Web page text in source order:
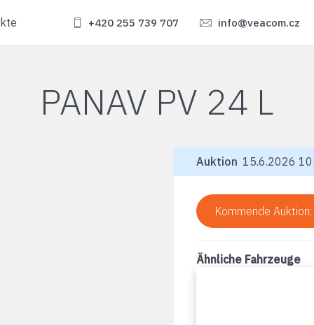
+420 255 739 707 info@veacom.cz
PANAV PV 24 L
Auktion 15.6.2026
Kommende Auktion:
Ähnliche Fahrzeuge